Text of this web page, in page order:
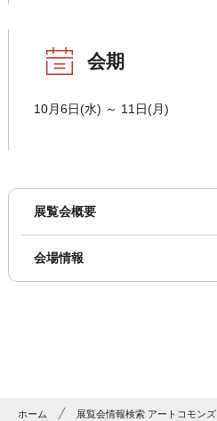
会期
10月6日(水) ～ 11日(月)
展覧会概要
会場情報
ホーム
展覧会情報検索 アートコモンズ